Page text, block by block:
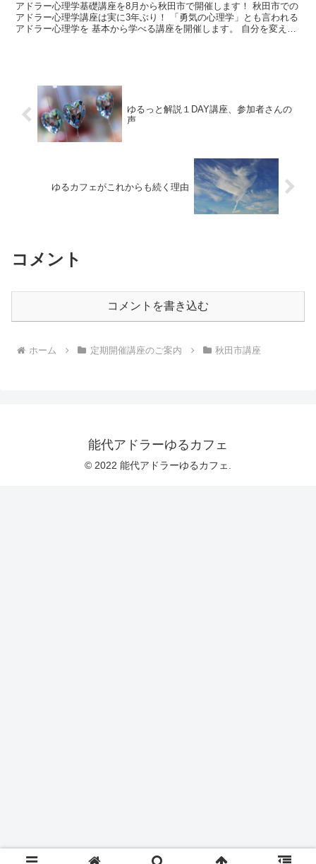
アドラー心理学基礎講座を8月から秋田市で開催します！ 秋田市での
アドラー心理学講座は実に3年ぶり！ 「勇気の心理学」とも言われる
アドラー心理学を 基本から学べる講座を開催します。 自分を変える
ゆるっと解説１DAY講座、参加者さんの
声
ゆるカフェがこれからも続く理由
コメント
コメントを書き込む
ホーム 定期開催講座のご案内 秋田市講座
能代アドラーゆるカフェ
© 2022 能代アドラーゆるカフェ.